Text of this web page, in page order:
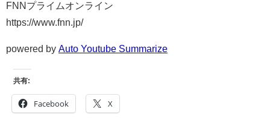
FNNプライムオンライン
https://www.fnn.jp/
powered by Auto Youtube Summarize
共有:
Facebook X